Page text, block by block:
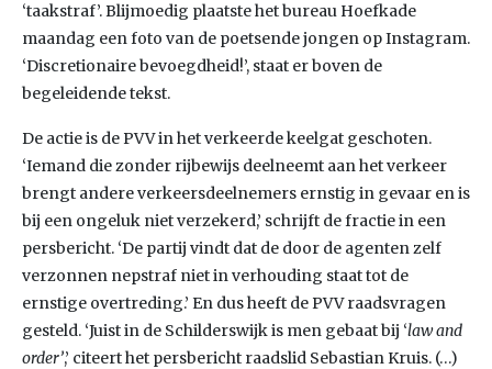
‘taakstraf’. Blijmoedig plaatste het bureau Hoefkade
maandag een foto van de poetsende jongen op Instagram.
‘Discretionaire bevoegdheid!’, staat er boven de
begeleidende tekst.
De actie is de PVV in het verkeerde keelgat geschoten.
‘Iemand die zonder rijbewijs deelneemt aan het verkeer
brengt andere verkeersdeelnemers ernstig in gevaar en is
bij een ongeluk niet verzekerd,’ schrijft de fractie in een
persbericht. ‘De partij vindt dat de door de agenten zelf
verzonnen nepstraf niet in verhouding staat tot de
ernstige overtreding.’ En dus heeft de PVV raadsvragen
gesteld. ‘Juist in de Schilderswijk is men gebaat bij ‘law and
order’,’ citeert het persbericht raadslid Sebastian Kruis. (…)